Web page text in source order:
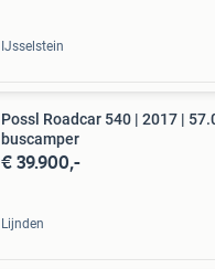
IJsselstein
Possl Roadcar 540 | 2017 |
buscamper
€ 39.900,-
Lijnden